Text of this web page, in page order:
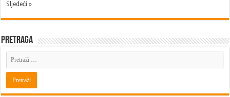
Sljedeći »
Pretraga